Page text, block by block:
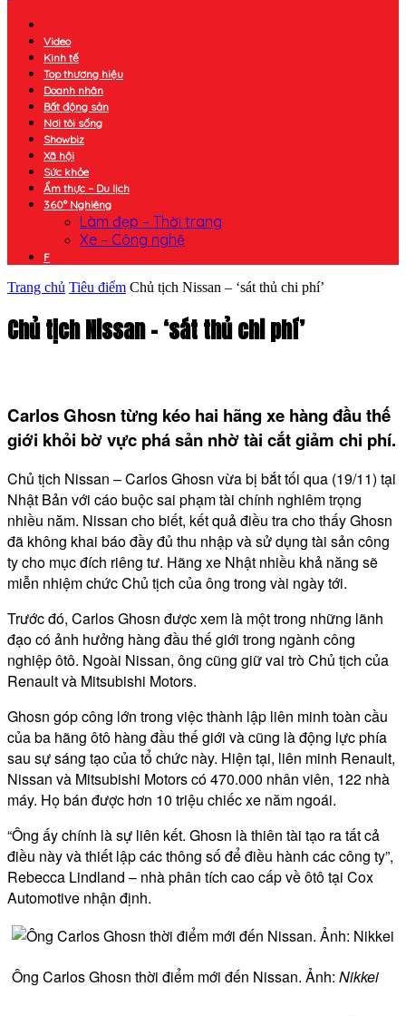
Video
Kinh tế
Top thương hiệu
Doanh nhân
Bất động sản
Nơi tôi sống
Showbiz
Xã hội
Sức khỏe
Ẩm thực – Du lịch
360° Nghiêng
Làm đẹp – Thời trang
Xe – Công nghệ
F
Trang chủ Tiêu điểm Chủ tịch Nissan – ‘sát thủ chi phí’
Chủ tịch Nissan – ‘sát thủ chi phí’
Carlos Ghosn từng kéo hai hãng xe hàng đầu thế
giới khỏi bờ vực phá sản nhờ tài cắt giảm chi phí.
Chủ tịch Nissan – Carlos Ghosn vừa bị bắt tối qua (19/11) tại
Nhật Bản với cáo buộc sai phạm tài chính nghiêm trọng
nhiều năm. Nissan cho biết, kết quả điều tra cho thấy Ghosn
đã không khai báo đầy đủ thu nhập và sử dụng tài sản công
ty cho mục đích riêng tư. Hãng xe Nhật nhiều khả năng sẽ
miễn nhiệm chức Chủ tịch của ông trong vài ngày tới.
Trước đó, Carlos Ghosn được xem là một trong những lãnh
đạo có ảnh hưởng hàng đầu thế giới trong ngành công
nghiệp ôtô. Ngoài Nissan, ông cũng giữ vai trò Chủ tịch của
Renault và Mitsubishi Motors.
Ghosn góp công lớn trong việc thành lập liên minh toàn cầu
của ba hãng ôtô hàng đầu thế giới và cũng là động lực phía
sau sự sáng tạo của tổ chức này. Hiện tại, liên minh Renault,
Nissan và Mitsubishi Motors có 470.000 nhân viên, 122 nhà
máy. Họ bán được hơn 10 triệu chiếc xe năm ngoái.
“Ông ấy chính là sự liên kết. Ghosn là thiên tài tạo ra tất cả
điều này và thiết lập các thông số để điều hành các công ty”,
Rebecca Lindland – nhà phân tích cao cấp về ôtô tại Cox
Automotive nhận định.
Ông Carlos Ghosn thời điểm mới đến Nissan. Ảnh: Nikkei